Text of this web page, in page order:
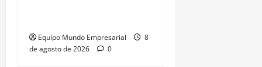
Equipo Mundo Empresarial
8
de agosto de 2026
0